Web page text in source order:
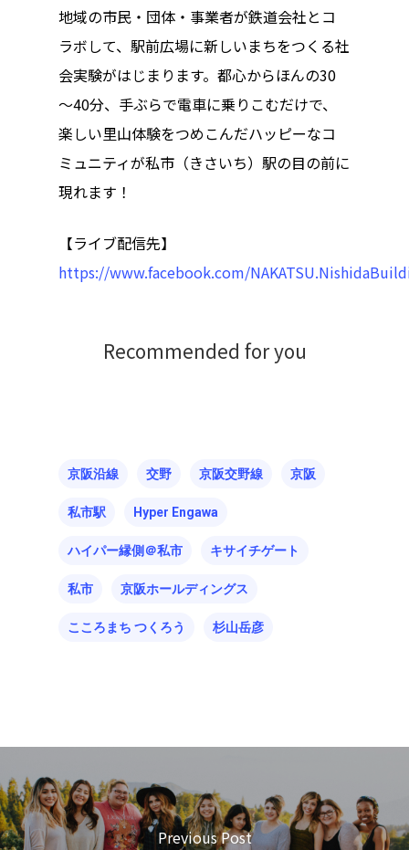
地域の市民・団体・事業者が鉄道会社とコ
ラボして、駅前広場に新しいまちをつくる社
会実験がはじまります。都心からほんの30
～40分、手ぶらで電車に乗りこむだけで、
楽しい里山体験をつめこんだハッピーなコ
ミュニティが私市（きさいち）駅の目の前に
現れます！
【ライブ配信先】
https://www.facebook.com/
Recommended for you
京阪沿線 交野 京阪交野線 京阪
私市駅 Hyper Engawa
ハイパー縁側＠私市 キサイチゲート
私市 京阪ホールディングス
こころまち つくろう 杉山岳彦
Previous Post